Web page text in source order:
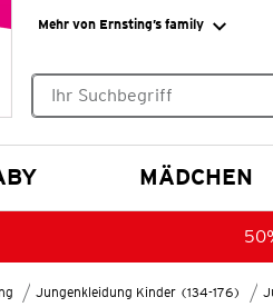
Mehr von Ernsting’s family
MÄDCHEN
Jungenkleidung Kinder (134-176)